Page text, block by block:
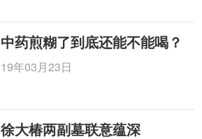
中药煎糊了到底还能不能喝？
19年03月23日
徐大椿两副墓联意蕴深